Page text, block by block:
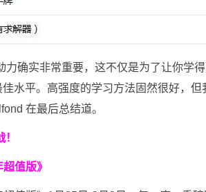
力确实非常重要，这不仅是为了让你学
水平。高强度的学习方法固然很好，
在最后总结道。
值版》